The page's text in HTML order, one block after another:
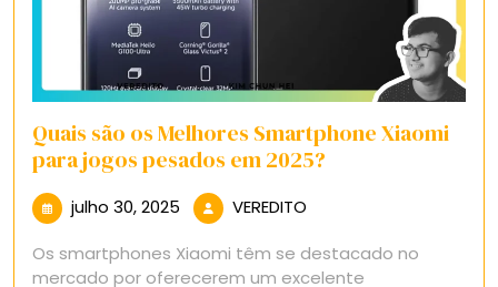
Quais são os Melhores Smartphone Xiaomi
para jogos pesados em 2025?
julho 30, 2025 julho
30,
2025
VEREDITO
Os smartphones Xiaomi têm se destacado no
mercado por oferecerem um excelente